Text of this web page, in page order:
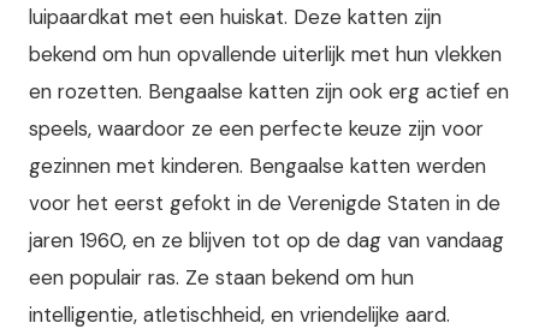
luipaardkat met een huiskat. Deze katten zijn
bekend om hun opvallende uiterlijk met hun vlekken
en rozetten. Bengaalse katten zijn ook erg actief en
speels, waardoor ze een perfecte keuze zijn voor
gezinnen met kinderen. Bengaalse katten werden
voor het eerst gefokt in de Verenigde Staten in de
jaren 1960, en ze blijven tot op de dag van vandaag
een populair ras. Ze staan bekend om hun
intelligentie, atletischheid, en vriendelijke aard.